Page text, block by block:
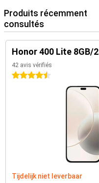
Produits récemment
consultés
Honor 400 Lite 8GB/
42 avis vérifiés
4.5 étoiles
Tijdelijk niet leverbaar